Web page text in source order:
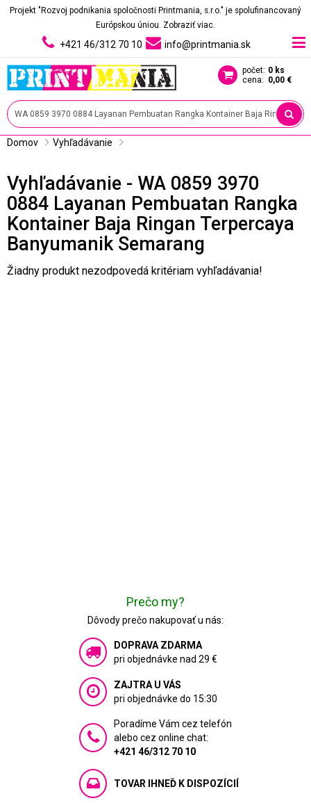
Projekt "Rozvoj podnikania spoločnosti Printmania, s.r.o." je spolufinancovaný
Európskou úniou. Zobraziť viac.
+421 46/312 70 10 info@printmania.sk
počet: 0 ks
cena: 0,00 €
Domov Vyhľadávanie
Vyhľadávanie - WA 0859 3970
0884 Layanan Pembuatan Rangka
Kontainer Baja Ringan Terpercaya
Banyumanik Semarang
Žiadny produkt nezodpovedá kritériam vyhľadávania!
Prečo my?
Dôvody prečo nakupovať u nás:
DOPRAVA ZDARMA
pri objednávke nad 29 €
ZAJTRA U VÁS
pri objednávke do 15:30
Poradíme Vám cez telefón
alebo cez online chat:
+421 46/312 70 10
TOVAR IHNEĎ K DISPOZÍCIÍ